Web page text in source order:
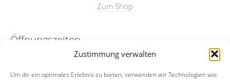
Zustimmung verwalten
Um dir ein optimales Erlebnis zu bieten, verwenden wir Technologien wie
Zum Shop
Öffnungszeiten